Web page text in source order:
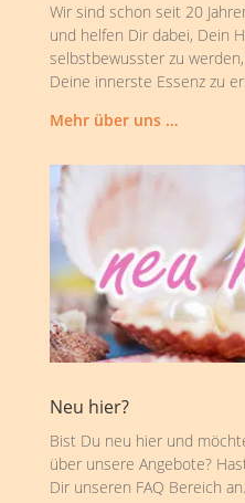
Wir sind schon seit 20
und helfen Dir dabei, Dein
selbstbewusster zu
Deine innerste Essenz zu
Mehr über uns …
Neu hier?
Bist Du neu hier und
über unsere Angebote?
Dir unseren FAQ Bereich an.